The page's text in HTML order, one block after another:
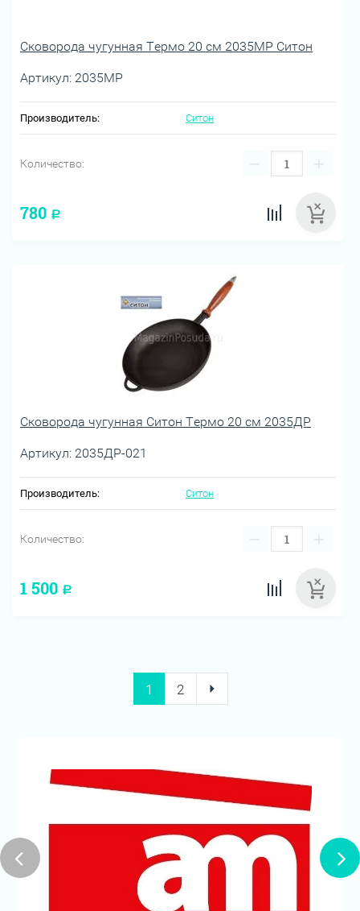
Сковорода чугунная Термо 20 см 2035МР Ситон
Артикул: 2035МР
Производитель: Ситон
Количество: − +
780 Р
Сковорода чугунная Ситон Термо 20 см 2035ДР
Артикул: 2035ДР-021
Производитель: Ситон
Количество: − +
1 500 Р
1 2